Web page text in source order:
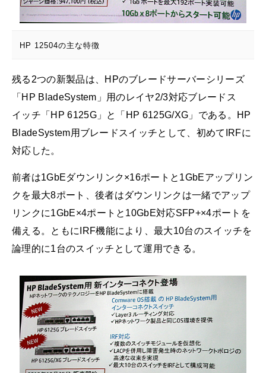
HP 12504の主な特徴
残る2つの新製品は、HPのブレードサーバーシリーズ
「HP BladeSystem」用のレイヤ2/3対応ブレードス
イッチ「HP 6125G」と「HP 6125G/XG」である。HP
BladeSystem用ブレードスイッチとして、初めてIRFに
対応した。
前者は1GbEダウンリンク×16ポートと1GbEアップリン
クを最大8ポート、後者はダウンリンクは一緒でアップ
リンクに1GbE×4ポートと10GbE対応SFP+×4ポートを
備える。ともにIRF機能により、最大10台のスイッチを
論理的に1台のスイッチとして運用できる。